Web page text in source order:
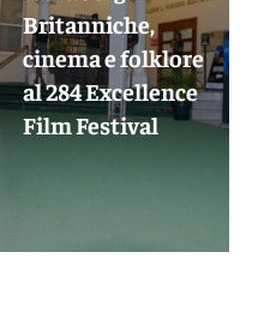
Britanniche,
cinema e folklore
al 284 Excellence
Film Festival